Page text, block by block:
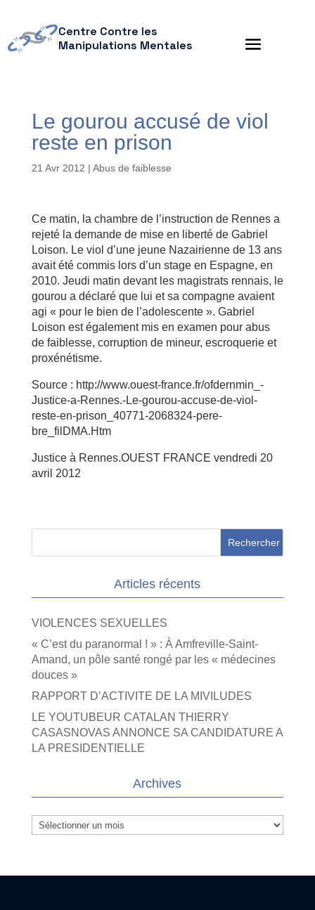
Centre Contre les
Manipulations Mentales
Le gourou accusé de viol
reste en prison
21 Avr 2012 | Abus de faiblesse
Ce matin, la chambre de l’instruction de Rennes a
rejeté la demande de mise en liberté de Gabriel
Loison. Le viol d’une jeune Nazairienne de 13 ans
avait été commis lors d’un stage en Espagne, en
2010. Jeudi matin devant les magistrats rennais, le
gourou a déclaré que lui et sa compagne avaient
agi « pour le bien de l’adolescente ». Gabriel
Loison est également mis en examen pour abus
de faiblesse, corruption de mineur, escroquerie et
proxénétisme.
Source : http://www.ouest-france.fr/ofdernmin_-
Justice-a-Rennes.-Le-gourou-accuse-de-viol-
reste-en-prison_40771-2068324-pere-
bre_filDMA.Htm
Justice à Rennes.OUEST FRANCE vendredi 20
avril 2012
Articles récents
VIOLENCES SEXUELLES
« C’est du paranormal ! » : À Amfreville-Saint-
Amand, un pôle santé rongé par les « médecines
douces »
RAPPORT D’ACTIVITE DE LA MIVILUDES
LE YOUTUBEUR CATALAN THIERRY
CASASNOVAS ANNONCE SA CANDIDATURE A
LA PRESIDENTIELLE
Archives
Archives